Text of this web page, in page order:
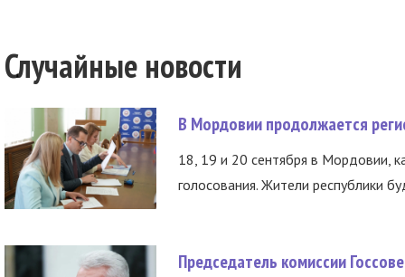
Случайные новости
В Мордовии продолжается
18, 19 и 20 сентября в Мордовии,
голосования. Жители республики
Председатель комиссии